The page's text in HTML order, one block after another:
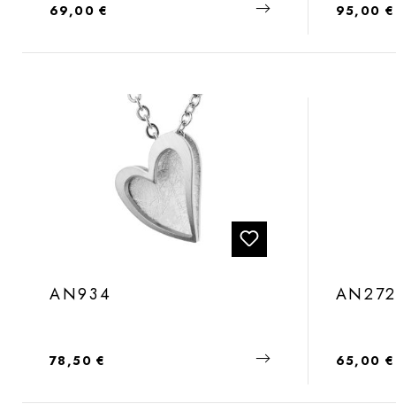
Regulärer Preis:
69,00 € Regulärer
95,00 €
AN934
Regulärer Preis:
78,50 €
AN272
Regulärer
65,00 €